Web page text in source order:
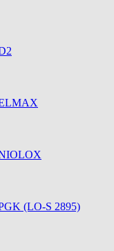
(LO-S 2895)